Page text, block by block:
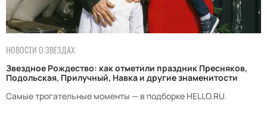
НОВОСТИ О ЗВЕЗДАХ
Звездное Рождество: как отметили праздник Пресняков,
Подольская, Прилучный, Навка и другие знаменитости
Самые трогательные моменты — в подборке HELLO.RU.